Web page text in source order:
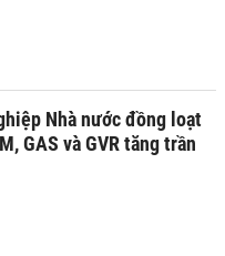
Nhà nước đồng loạt
GAS và GVR tăng trần